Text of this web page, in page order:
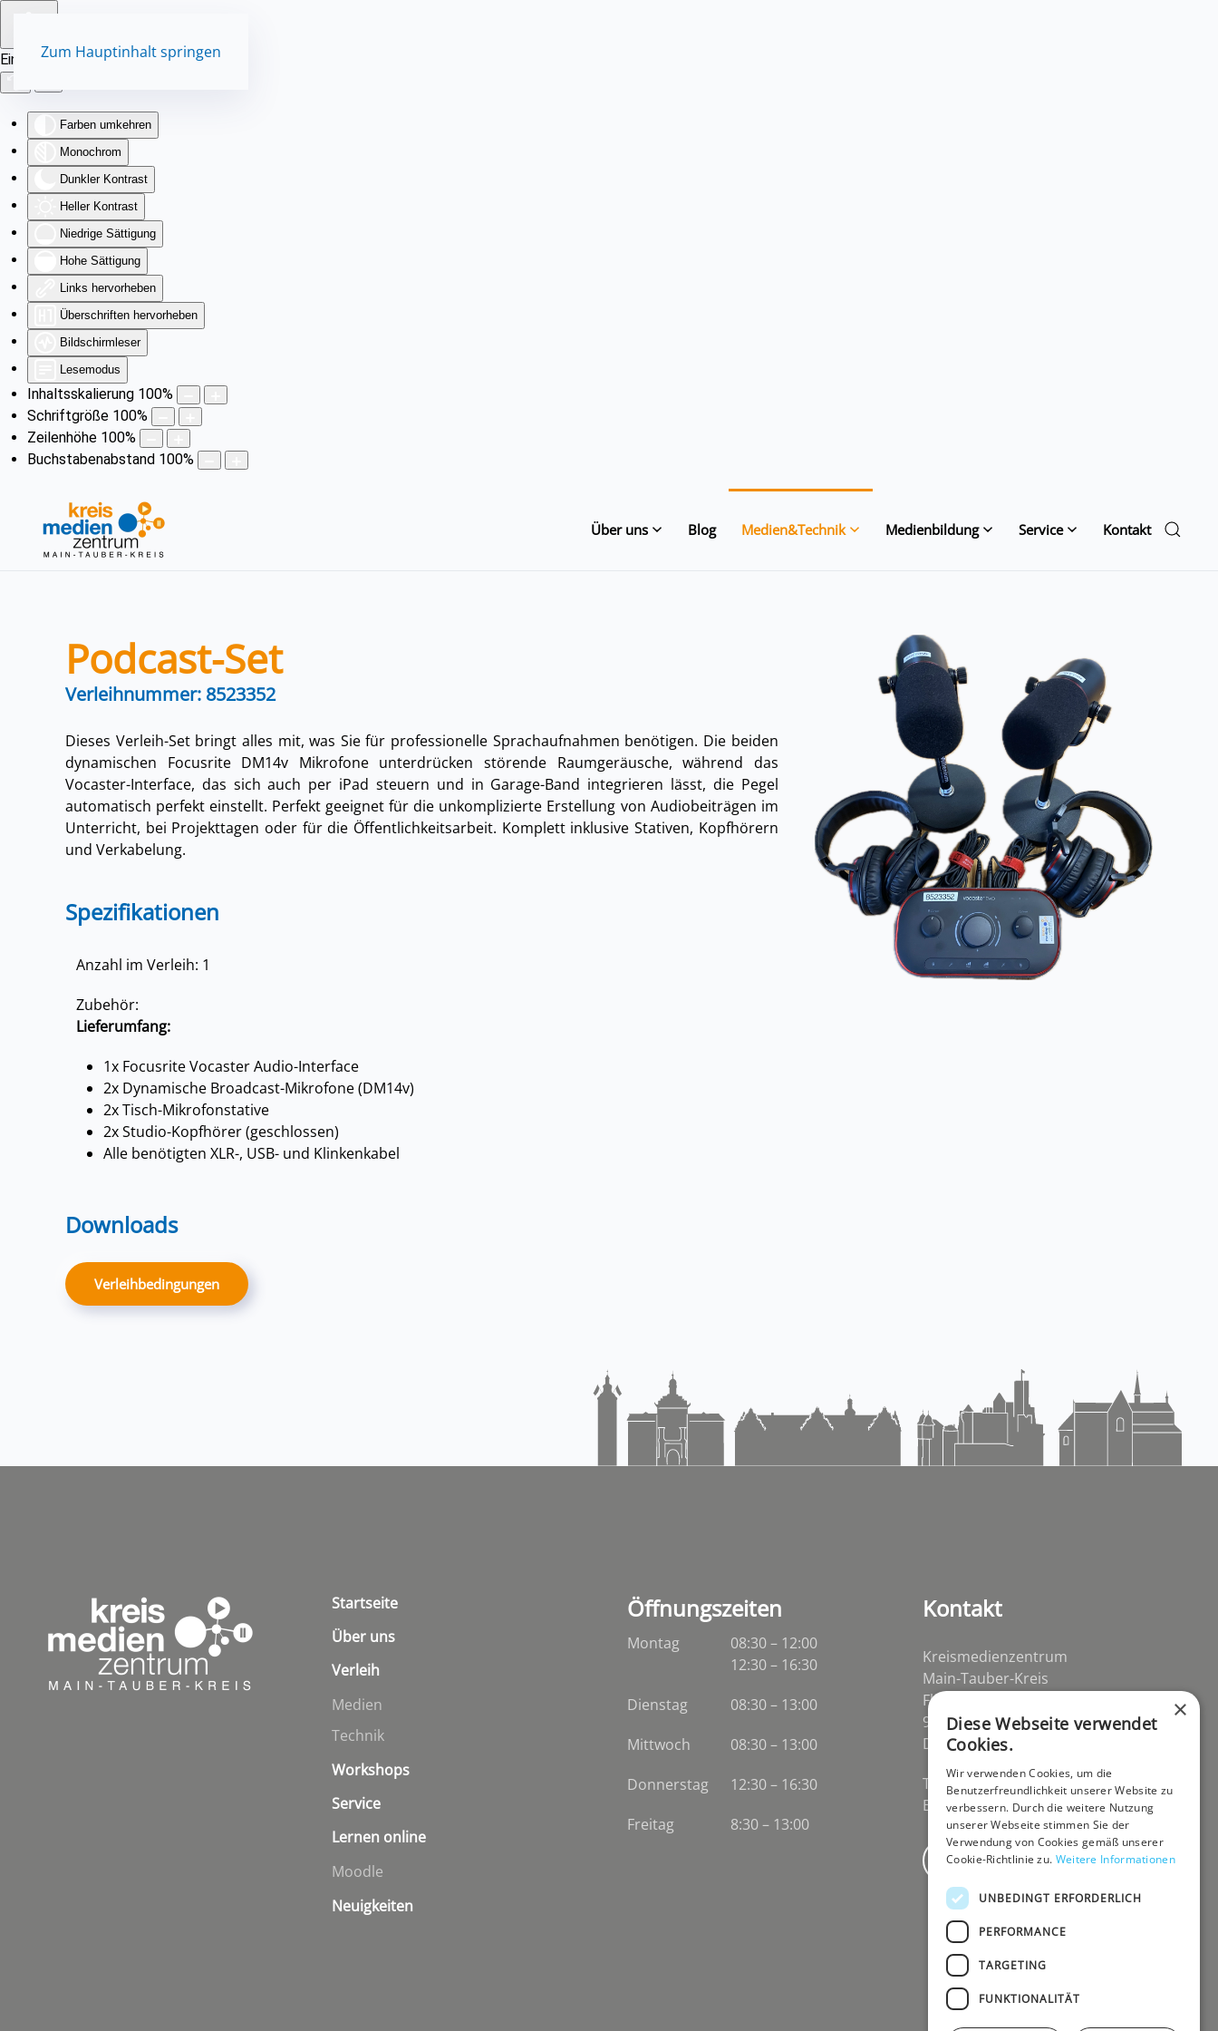
Eingabehilfen öffnen
Farben umkehren
Monochrom
Dunkler Kontrast
Heller Kontrast
Niedrige Sättigung
Hohe Sättigung
Links hervorheben
Überschriften hervorheben
Bildschirmleser
Lesemodus
Inhaltsskalierung 100%
Schriftgröße 100%
Zeilenhöhe 100%
Buchstabenabstand 100%
Zum Hauptinhalt springen
Über uns Blog Medien&Technik Medienbildung Service Kontakt
Podcast-Set
Verleihnummer: 8523352
Dieses Verleih-Set bringt alles mit, was Sie für professionelle Sprachaufnahmen benötigen. Die beiden
dynamischen Focusrite DM14v Mikrofone unterdrücken störende Raumgeräusche, während das
Vocaster-Interface, das sich auch per iPad steuern und in Garage-Band integrieren lässt, die Pegel
automatisch perfekt einstellt. Perfekt geeignet für die unkomplizierte Erstellung von Audiobeiträgen im
Unterricht, bei Projekttagen oder für die Öffentlichkeitsarbeit. Komplett inklusive Stativen, Kopfhörern
und Verkabelung.
Spezifikationen
Anzahl im Verleih: 1
Zubehör:
Lieferumfang:
1x Focusrite Vocaster Audio-Interface
2x Dynamische Broadcast-Mikrofone (DM14v)
2x Tisch-Mikrofonstative
2x Studio-Kopfhörer (geschlossen)
Alle benötigten XLR-, USB- und Klinkenkabel
Downloads
Verleihbedingungen
Startseite
Über uns
Verleih
Medien
Technik
Workshops
Service
Lernen online
Moodle
Neuigkeiten
Öffnungszeiten
Montag
08:30 – 12:00
12:30 – 16:30
Dienstag
08:30– 13:00
Mittwoch
08:30– 13:00
Donnerstag
12:30 – 16:30
Freitag
8:30 – 13:00
Kontakt
Kreismedienzentrum
Main-Tauber-Kreis
Flurstraße 2
97941 Tauberbischofsheim-
Distelhausen
Telefon 09341 84670
E-Mailpost@kmz-tbb.de
Newsletter
×
Diese Webseite verwendet
Cookies.
Wir verwenden Cookies, um die
Benutzerfreundlichkeit unserer Website zu
verbessern. Durch die weitere Nutzung
unserer Webseite stimmen Sie der
Verwendung von Cookies gemäß unserer
Cookie-Richtlinie zu. Weitere Informationen
UNBEDINGT ERFORDERLICH
PERFORMANCE
TARGETING
FUNKTIONALITÄT